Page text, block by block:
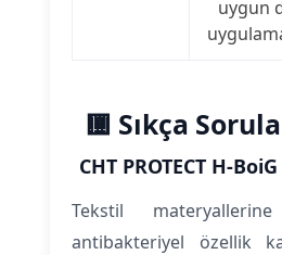
uygun
🟨 Sıkça
CHT PROTECT H-
Tekstil
antibakteriyel özellik